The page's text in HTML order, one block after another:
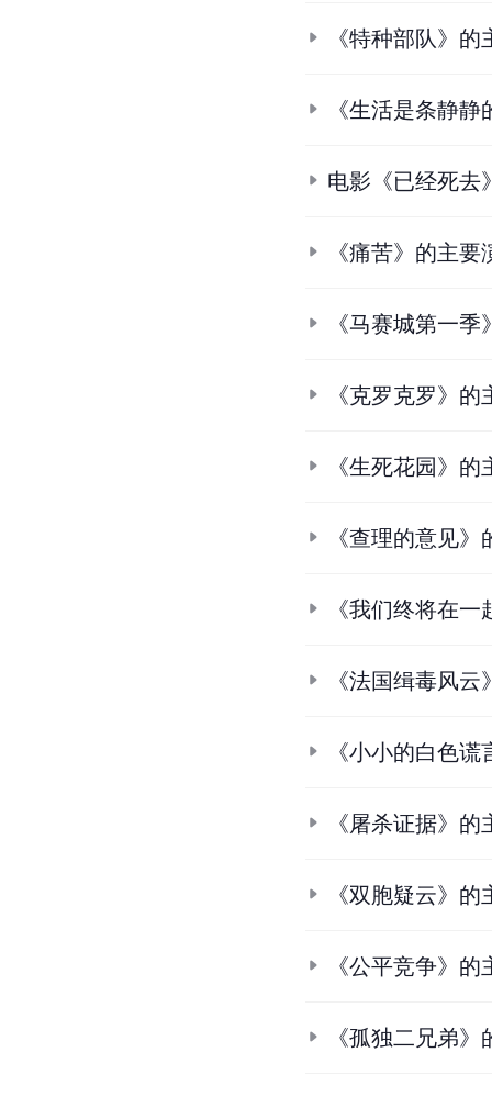
《特种部队》的
《生活是条静
电影《已经死去
《痛苦》的主要
《马赛城第一
《克罗克罗》的
《生死花园》的
《查理的意见
《我们终将在
《法国缉毒风
《小小的白色
《屠杀证据》的
《双胞疑云》的
《公平竞争》的
《孤独二兄弟